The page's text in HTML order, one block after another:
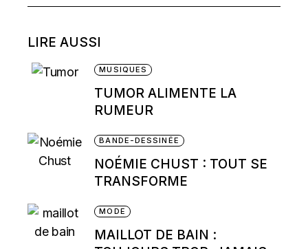
for:
LIRE AUSSI
MUSIQUES
TUMOR ALIMENTE LA
RUMEUR
BANDE-DESSINÉE
NOÉMIE CHUST : TOUT SE
TRANSFORME
MODE
MAILLOT DE BAIN :